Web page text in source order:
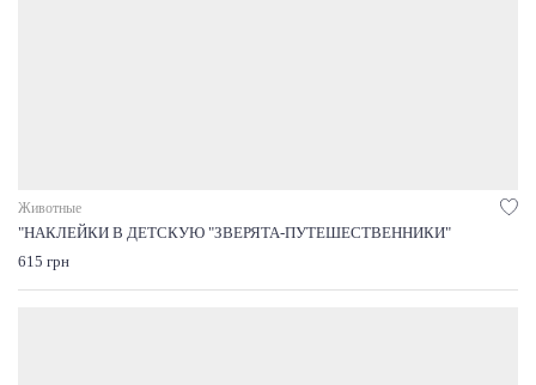
Животные
"НАКЛЕЙКИ В ДЕТСКУЮ "ЗВЕРЯТА-ПУТЕШЕСТВЕННИКИ"
615 грн